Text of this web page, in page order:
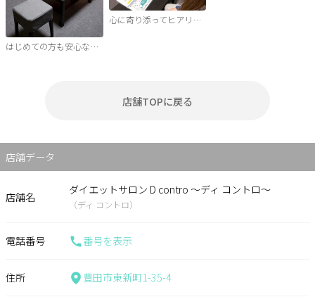
掲載のご案内
掲載の申込み
掲載店様ログイン
閉じる
はじめての方も安心な…
心に寄り添ってヒアリ…
店舗TOPに戻る
店舗データ
店舗名
ダイエットサロン D contro ～ディ コントロ～
（ディ コントロ）
電話番号 番号を表示
住所 豊田市東新町1-35-4